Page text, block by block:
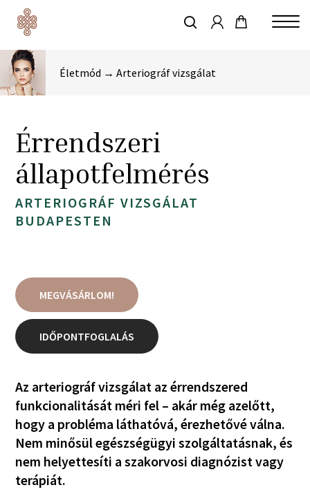
content
keresés
Életmód → Arteriográf vizsgálat
Érrendszeri
állapotfelmérés
ARTERIOGRÁF VIZSGÁLAT
BUDAPESTEN
MEGVÁSÁRLOM!
IDŐPONTFOGLALÁS
Az arteriográf vizsgálat az érrendszered
funkcionalitását méri fel – akár még azelőtt,
hogy a probléma láthatóvá, érezhetővé válna.
Nem minősül egészségügyi szolgáltatásnak, és
nem helyettesíti a szakorvosi diagnózist vagy
terápiát.